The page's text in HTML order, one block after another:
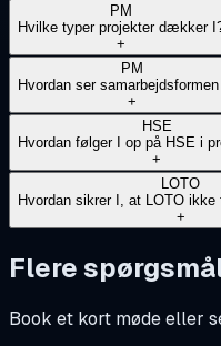
PM
Hvilke typer projekter dækker
+
PM
Hvordan ser
+
HSE
Hvordan følger I op på HSE i
+
LOTO
Hvordan sikrer I, at LOTO ikke
+
Flere
Book et kort møde eller